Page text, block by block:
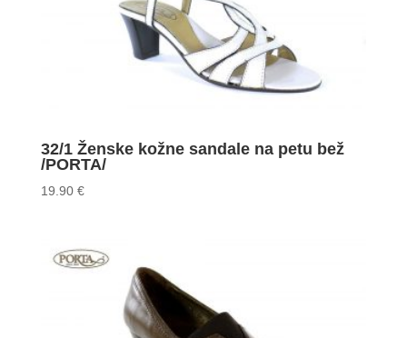
32/1 Ženske kožne sandale na petu bež
/PORTA/
19.90 €